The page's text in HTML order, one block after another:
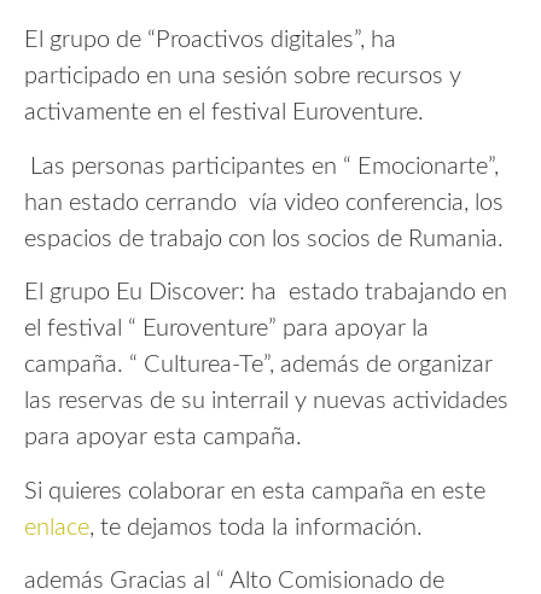
El grupo de “Proactivos digitales”, ha
participado en una sesión sobre recursos y
activamente en el festival Euroventure.
Las personas participantes en “ Emocionarte”,
han estado cerrando vía video conferencia, los
espacios de trabajo con los socios de Rumania.
El grupo Eu Discover: ha estado trabajando en
el festival “ Euroventure” para apoyar la
campaña. “ Culturea-Te”, además de organizar
las reservas de su interrail y nuevas actividades
para apoyar esta campaña.
Si quieres colaborar en esta campaña en este
enlace, te dejamos toda la información.
además Gracias al “ Alto Comisionado de